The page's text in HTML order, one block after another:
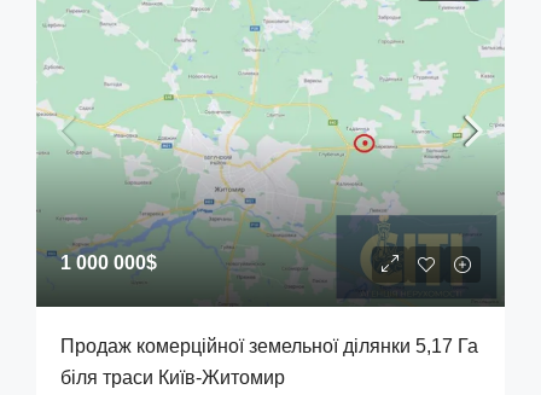
1 000 000$
Продаж комерційної земельної ділянки 5,17 Га
біля траси Київ-Житомир